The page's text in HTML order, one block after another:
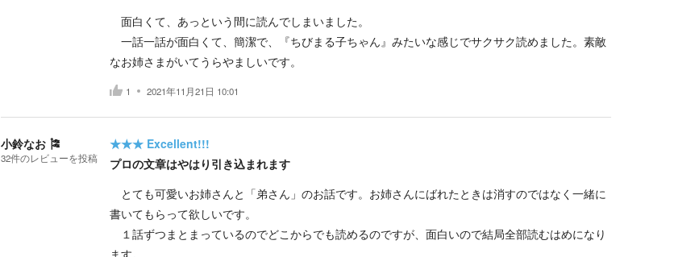
面白くて、あっという間に読んでしまいました。
一話一話が面白くて、簡潔で、『ちびまる子ちゃん』みたいな感じでサクサク読めました。素敵
なお姉さまがいてうらやましいです。
1 2021年11月21日 10:01
小鈴なお 🎏
32件のレビューを投稿
★★★ Excellent!!!
プロの文章はやはり引き込まれます
とても可愛いお姉さんと「弟さん」のお話です。お姉さんにばれたときは消すのではなく一緒に
書いてもらって欲しいです。
１話ずつまとまっているのでどこからでも読めるのですが、面白いので結局全部読むはめになり
ます。